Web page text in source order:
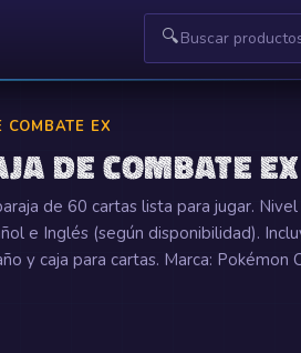
🔍
COMBATE EX
DE COMBATE EX
de 60 cartas lista para jugar.
e Inglés (según disponibilidad).
y caja para cartas. Marca: Pokémon